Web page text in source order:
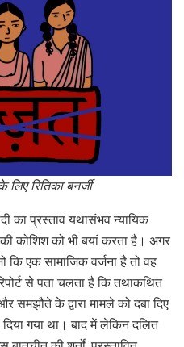
लिए रितिका बनर्जी
का प्रस्ताव यथासंभव न्यायिक
कोशिश को भी बयां करता है। अगर
कि एक सामाजिक वर्जना है तो वह
से पता चलता है कि तथाकथित
समझौते के द्वारा मामले को दबा दिए
गया था। बाद में लेकिन दलित